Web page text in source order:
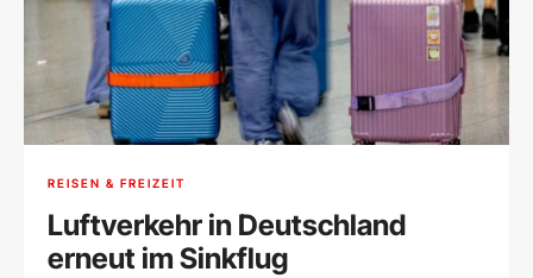
REISEN & FREIZEIT
Luftverkehr in Deutschland
erneut im Sinkflug